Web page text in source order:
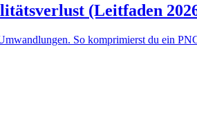
(Leitfaden
So komprimierst du ein